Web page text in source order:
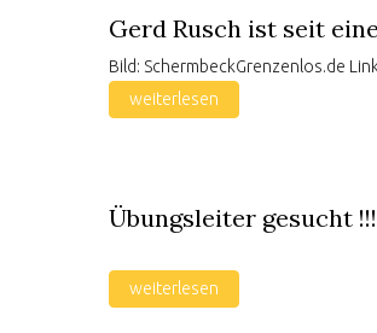
Gerd Rusch ist seit
Bild: SchermbeckGrenzenlos.de
weiterlesen
Übungsleiter gesucht !!!
weiterlesen